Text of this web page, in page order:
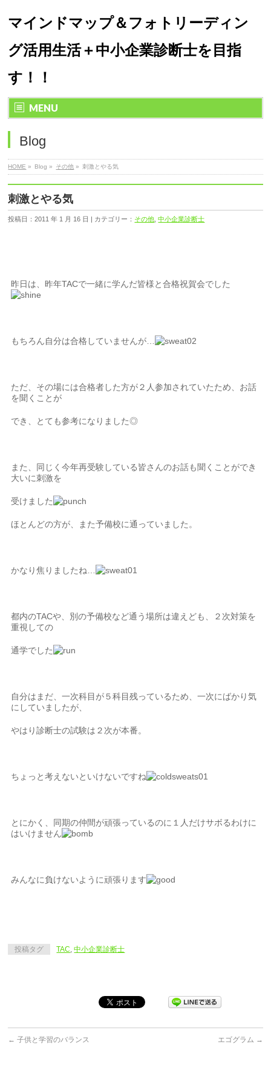
マインドマップ＆フォトリーディン
グ活用生活＋中小企業診断士を目指
す！！
MENU
Blog
HOME » Blog » その他 » 刺激とやる気
刺激とやる気
投稿日：2011 年 1 月 16 日 | カテゴリー： その他 ,中小企業診断士
昨日は、昨年TACで一緒に学んだ皆様と合格祝賀会でした
もちろん自分は合格していませんが…
ただ、その場には合格者した方が２人参加されていたため、お話
を聞くことが
でき、とても参考になりました◎
また、同じく今年再受験している皆さんのお話も聞くことができ
大いに刺激を
受けました
ほとんどの方が、また予備校に通っていました。
かなり焦りましたね…
都内のTACや、別の予備校など通う場所は違えども、２次対策を
重視しての
通学でした
自分はまだ、一次科目が５科目残っているため、一次にばかり気
にしていましたが、
やはり診断士の試験は２次が本番。
ちょっと考えないといけないですね
とにかく、同期の仲間が頑張っているのに１人だけサボるわけに
はいけません
みんなに負けないように頑張ります
投稿タグ TAC,中小企業診断士
← 子供と学習のバランス エゴグラム →